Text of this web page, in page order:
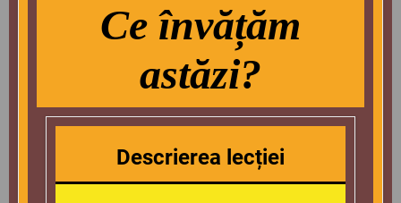
Ce învățăm
astăzi?
Descrierea lecției